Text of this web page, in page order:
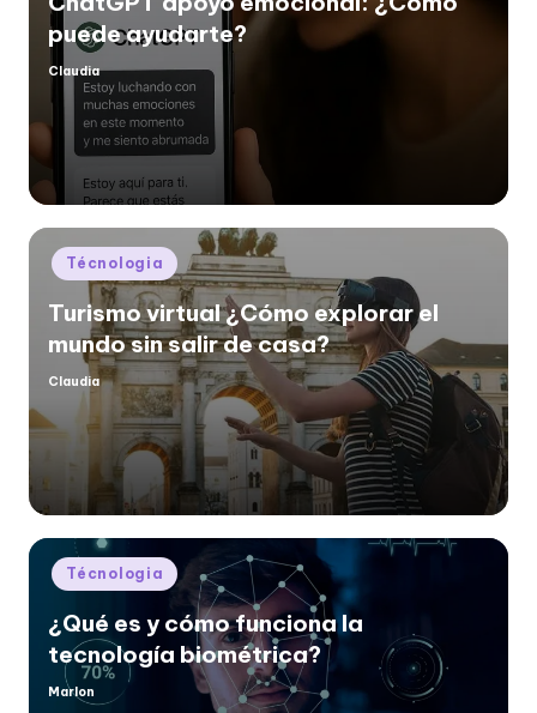
puede ayudarte?
Posted
Claudia
Posted
in
Técnologia
Turismo virtual ¿Cómo explorar el
mundo sin salir de casa?
Posted
Claudia
Posted
in
Técnologia
¿Qué es y cómo funciona la
tecnología biométrica?
Posted
Marlon